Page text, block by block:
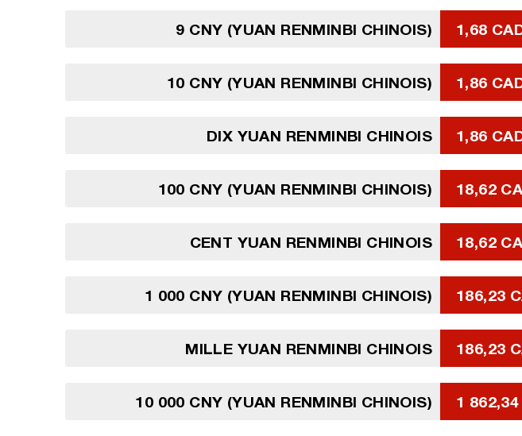
9 CNY (YUAN RENMINBI CHINOIS) 1,68
10 CNY (YUAN RENMINBI CHINOIS) 1,86
DIX YUAN RENMINBI CHINOIS 1,86
100 CNY (YUAN RENMINBI CHINOIS) 18,62
CENT YUAN RENMINBI CHINOIS 18,62
1 000 CNY (YUAN RENMINBI CHINOIS) 186,23
MILLE YUAN RENMINBI CHINOIS 186,23
10 000 CNY (YUAN RENMINBI CHINOIS) 1